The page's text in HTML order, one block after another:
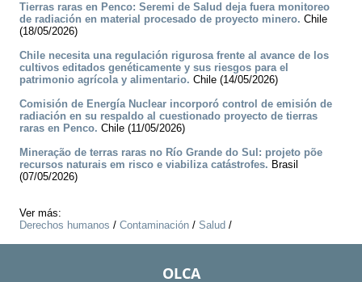
Tierras raras en Penco: Seremi de Salud deja fuera monitoreo
de radiación en material procesado de proyecto minero. Chile
(18/05/2026)
Chile necesita una regulación rigurosa frente al avance de los
cultivos editados genéticamente y sus riesgos para el
patrimonio agrícola y alimentario. Chile (14/05/2026)
Comisión de Energía Nuclear incorporó control de emisión de
radiación en su respaldo al cuestionado proyecto de tierras
raras en Penco. Chile (11/05/2026)
Mineração de terras raras no Río Grande do Sul: projeto põe
recursos naturais em risco e viabiliza catástrofes. Brasil
(07/05/2026)
Ver más:
Derechos humanos / Contaminación / Salud /
OLCA